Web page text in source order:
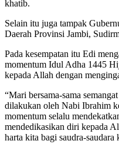
khatib.
Selain itu juga tampak
Daerah Provinsi Jambi,
Pada kesempatan itu Edi
momentum Idul Adha 1445
kepada Allah dengan
“Mari bersama-sama
dilakukan oleh Nabi Ibrahim
momentum selalu
mendedikasikan diri kepada
harta kita bagi saudra-